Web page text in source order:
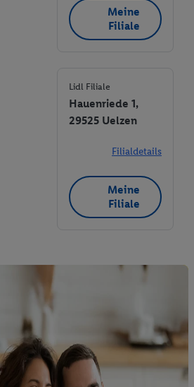
Meine
Filiale
Lidl Filiale
Hauenriede 1,
29525 Uelzen
Filialdetails
Meine
Filiale